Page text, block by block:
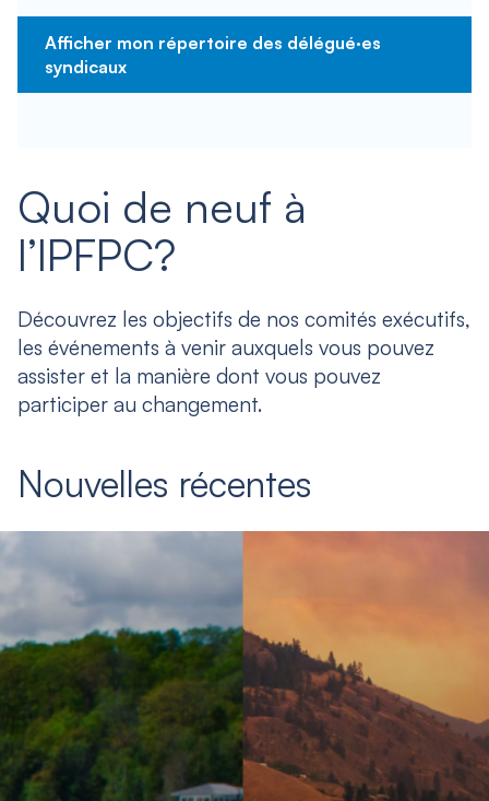
Afficher mon répertoire des délégué·es
syndicaux
Quoi de neuf à
l’IPFPC?
Découvrez les objectifs de nos comités exécutifs,
les événements à venir auxquels vous pouvez
assister et la manière dont vous pouvez
participer au changement.
Nouvelles récentes